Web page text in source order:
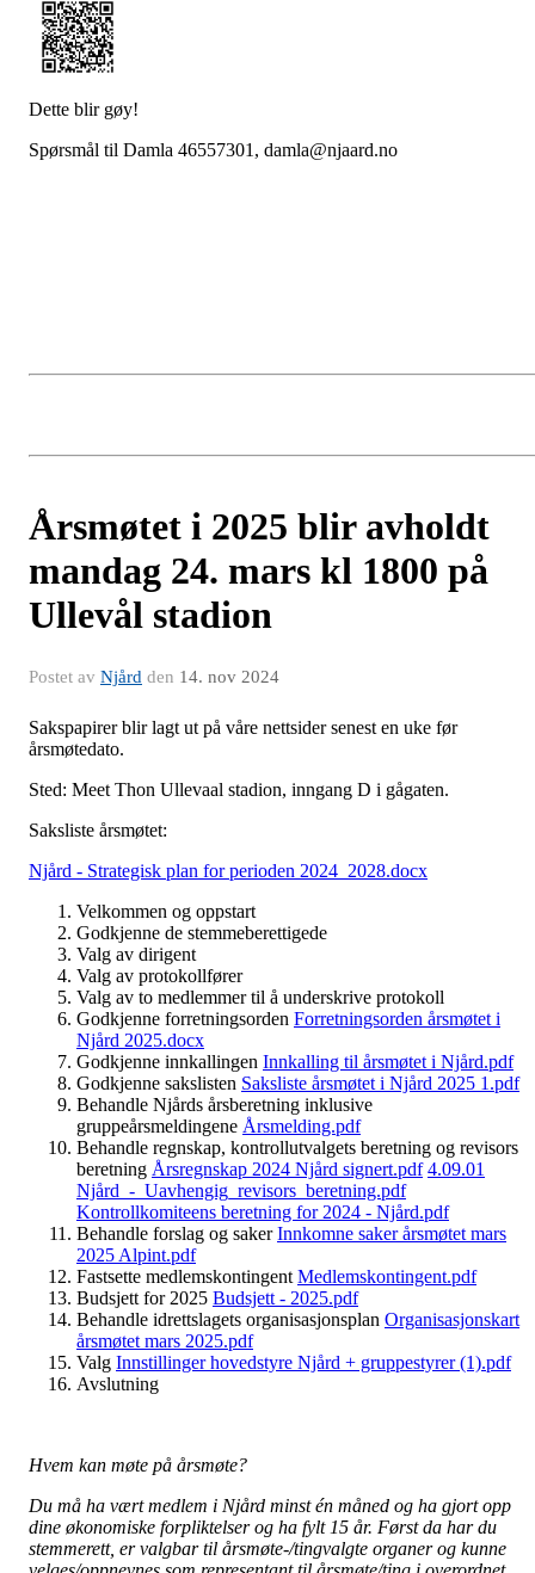
Dette blir gøy!
Spørsmål til Damla 46557301, damla@njaard.no
Årsmøtet i 2025 blir avholdt
mandag 24. mars kl 1800 på
Ullevål stadion
Postet av Njård den 14. nov 2024
Sakspapirer blir lagt ut på våre nettsider senest en uke før
årsmøtedato.
Sted: Meet Thon Ullevaal stadion, inngang D i gågaten.
Saksliste årsmøtet:
Njård - Strategisk plan for perioden 2024_2028.docx
Velkommen og oppstart
Godkjenne de stemmeberettigede
Valg av dirigent
Valg av protokollfører
Valg av to medlemmer til å underskrive protokoll
Godkjenne forretningsorden Forretningsorden årsmøtet i
Njård 2025.docx
Godkjenne innkallingen Innkalling til årsmøtet i Njård.pdf
Godkjenne sakslisten Saksliste årsmøtet i Njård 2025 1.pdf
Behandle Njårds årsberetning inklusive
gruppeårsmeldingene Årsmelding.pdf
Behandle regnskap, kontrollutvalgets beretning og revisors
beretning Årsregnskap 2024 Njård signert.pdf 4.09.01
Njård_-_Uavhengig_revisors_beretning.pdf
Kontrollkomiteens beretning for 2024 - Njård.pdf
Behandle forslag og sakerInnkomne saker årsmøtet mars
2025 Alpint.pdf
Fastsette medlemskontingent Medlemskontingent.pdf
Budsjett for 2025 Budsjett - 2025.pdf
Behandle idrettslagets organisasjonsplan Organisasjonskart
årsmøtet mars 2025.pdf
Valg Innstillinger hovedstyre Njård + gruppestyrer (1).pdf
Avslutning
Hvem kan møte på årsmøte?
Du må ha vært medlem i Njård minst én måned og ha gjort opp
dine økonomiske forpliktelser og ha fylt 15 år. Først da har du
stemmerett, er valgbar til årsmøte-/tingvalgte organer og kunne